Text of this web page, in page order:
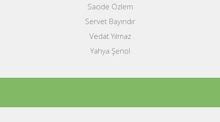
Sacide Özlem
Servet Bayındır
Vedat Yılmaz
Yahya Şenol